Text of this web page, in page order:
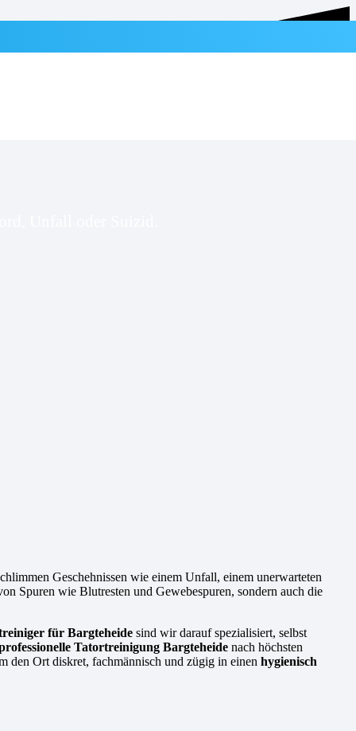
Unfall oder Suizid.
Geschehnissen wie einem Unfall, einem unerwarteten
Spuren wie Blutresten und Gewebespuren, sondern auch die
für Bargteheide sind wir darauf spezialisiert, selbst
Tatortreinigung Bargteheide nach höchsten
den Ort diskret, fachmännisch und zügig in einen hygienisch